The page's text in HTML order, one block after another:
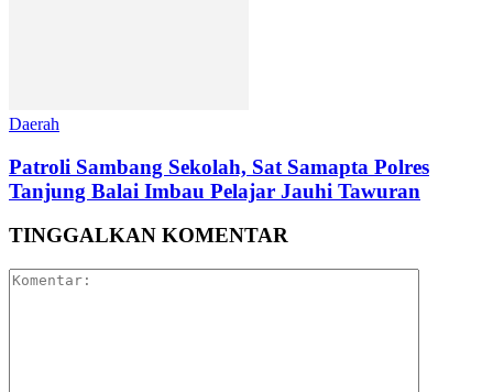
Daerah
Patroli Sambang Sekolah, Sat Samapta Polres
Tanjung Balai Imbau Pelajar Jauhi Tawuran
TINGGALKAN KOMENTAR